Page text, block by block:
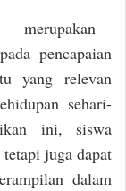
i
o
n
pencapaian
yang relevan
sehari-
ini, siswa
juga dapat
dalam